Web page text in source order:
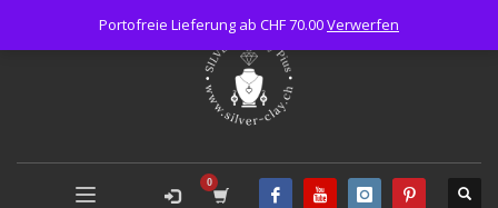
Portofreie Lieferung ab CHF 70.00Verwerfen